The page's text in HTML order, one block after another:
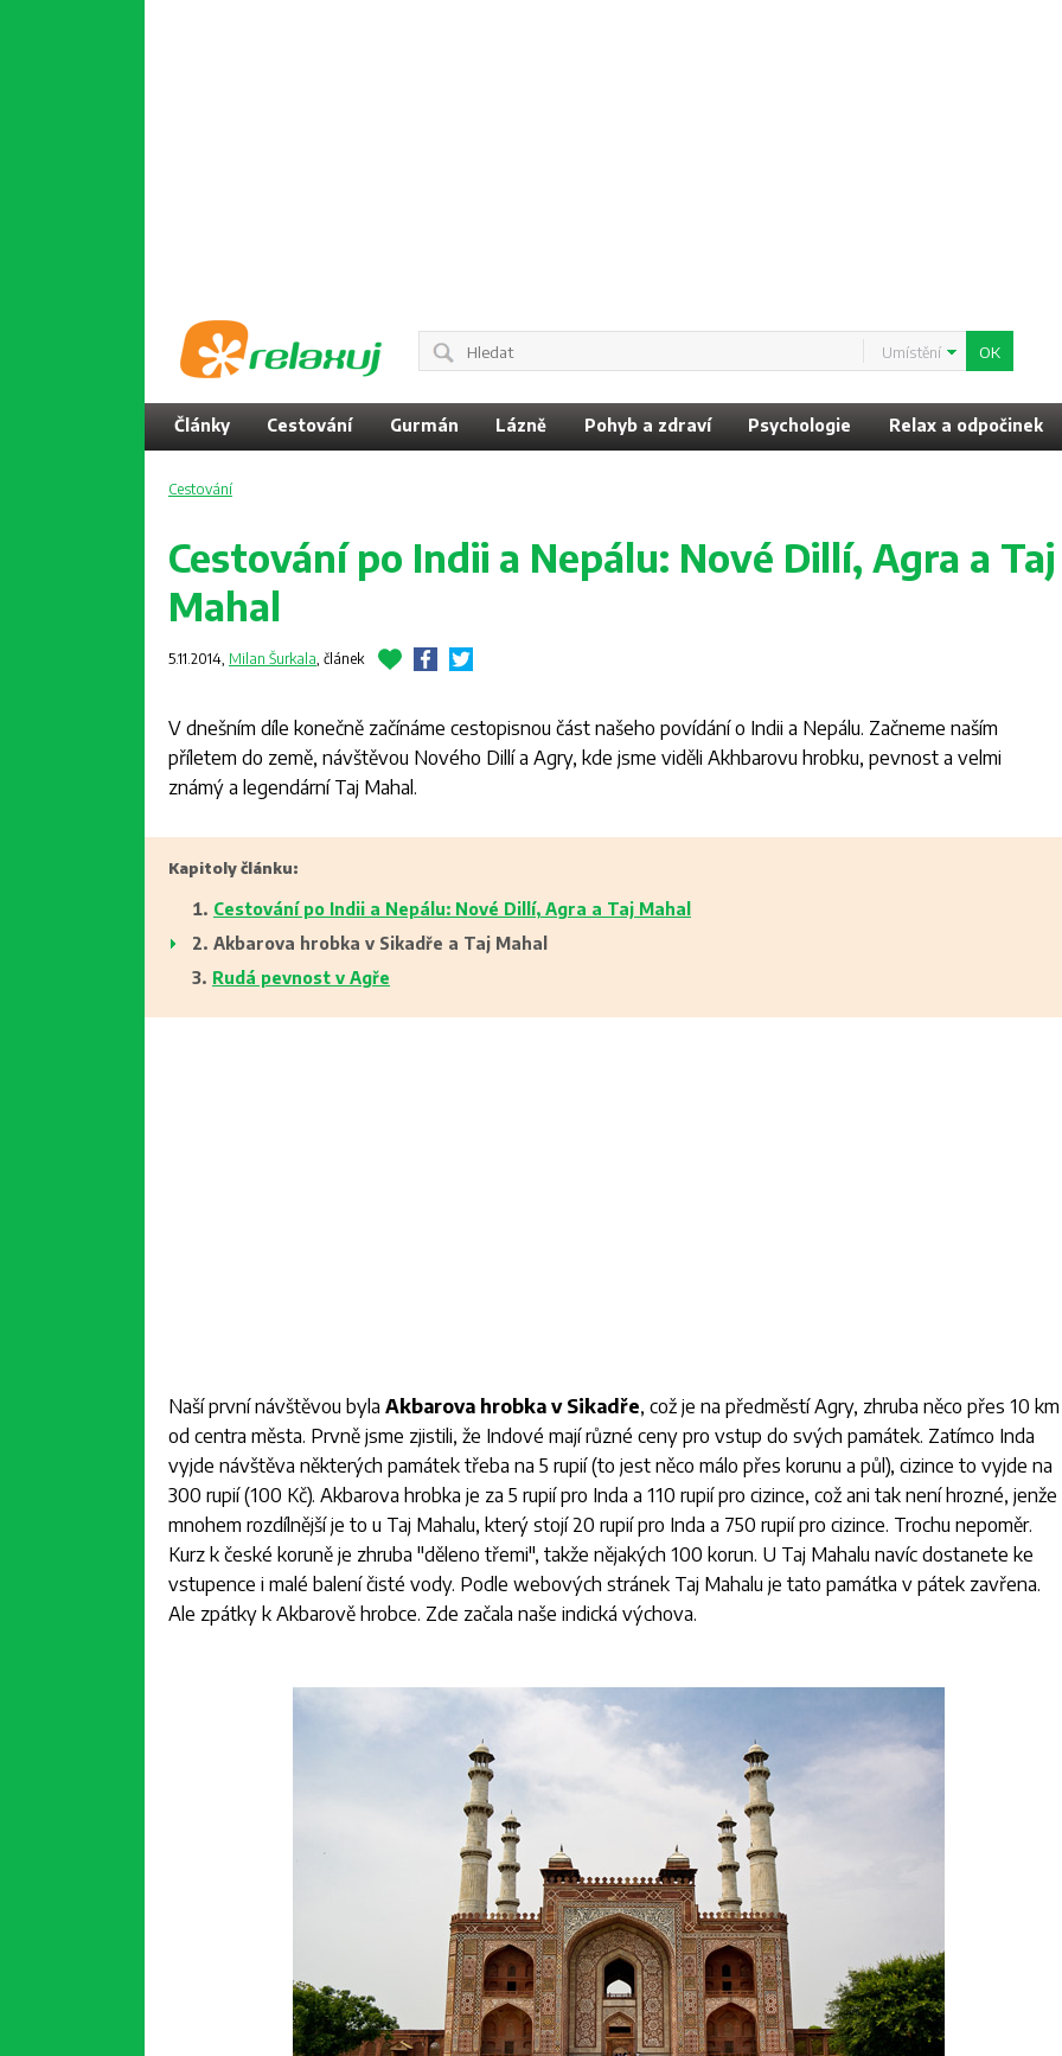
Umístění
Články Cestování Gurmán Lázně Pohyb a zdraví Psychologie Relax a odpočinek
Cestování
Cestování po Indii a Nepálu: Nové Dillí, Agra a Taj
Mahal
5.11.2014, Milan Šurkala, článek
V dnešním díle konečně začínáme cestopisnou část našeho povídání o Indii a Nepálu. Začneme naším
příletem do země, návštěvou Nového Dillí a Agry, kde jsme viděli Akhbarovu hrobku, pevnost a velmi
známý a legendární Taj Mahal.
Kapitoly článku:
Cestování po Indii a Nepálu: Nové Dillí, Agra a Taj Mahal
Akbarova hrobka v Sikadře a Taj Mahal
Rudá pevnost v Agře
Naší první návštěvou byla Akbarova hrobka v Sikadře, což je na předměstí Agry, zhruba něco přes 10 km
od centra města. Prvně jsme zjistili, že Indové mají různé ceny pro vstup do svých památek. Zatímco Inda
vyjde návštěva některých památek třeba na 5 rupií (to jest něco málo přes korunu a půl), cizince to vyjde na
300 rupií (100 Kč). Akbarova hrobka je za 5 rupií pro Inda a 110 rupií pro cizince, což ani tak není hrozné, jenže
mnohem rozdílnější je to u Taj Mahalu, který stojí 20 rupií pro Inda a 750 rupií pro cizince. Trochu nepoměr.
Kurz k české koruně je zhruba "děleno třemi", takže nějakých 100 korun. U Taj Mahalu navíc dostanete ke
vstupence i malé balení čisté vody. Podle webových stránek Taj Mahalu je tato památka v pátek zavřena.
Ale zpátky k Akbarově hrobce. Zde začala naše indická výchova.